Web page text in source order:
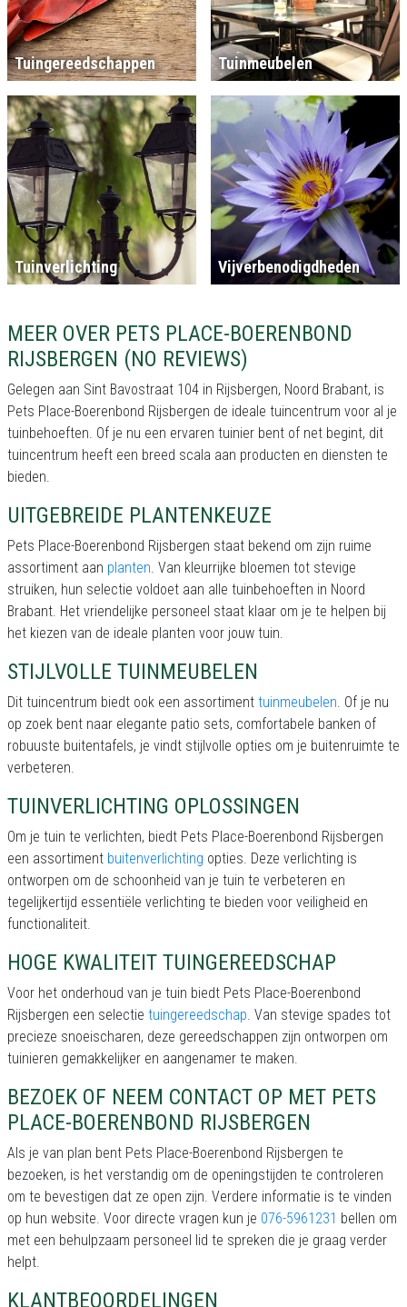
Tuingereedschappen Tuinmeubelen
Tuinverlichting Vijverbenodigdheden
MEER OVER PETS PLACE-BOERENBOND
RIJSBERGEN (NO REVIEWS)
Gelegen aan Sint Bavostraat 104 in Rijsbergen, Noord Brabant, is
Pets Place-Boerenbond Rijsbergen de ideale tuincentrum voor al je
tuinbehoeften. Of je nu een ervaren tuinier bent of net begint, dit
tuincentrum heeft een breed scala aan producten en diensten te
bieden.
UITGEBREIDE PLANTENKEUZE
Pets Place-Boerenbond Rijsbergen staat bekend om zijn ruime
assortiment aan planten. Van kleurrijke bloemen tot stevige
struiken, hun selectie voldoet aan alle tuinbehoeften in Noord
Brabant. Het vriendelijke personeel staat klaar om je te helpen bij
het kiezen van de ideale planten voor jouw tuin.
STIJLVOLLE TUINMEUBELEN
Dit tuincentrum biedt ook een assortiment tuinmeubelen. Of je nu
op zoek bent naar elegante patio sets, comfortabele banken of
robuuste buitentafels, je vindt stijlvolle opties om je buitenruimte te
verbeteren.
TUINVERLICHTING OPLOSSINGEN
Om je tuin te verlichten, biedt Pets Place-Boerenbond Rijsbergen
een assortiment buitenverlichting opties. Deze verlichting is
ontworpen om de schoonheid van je tuin te verbeteren en
tegelijkertijd essentiële verlichting te bieden voor veiligheid en
functionaliteit.
HOGE KWALITEIT TUINGEREEDSCHAP
Voor het onderhoud van je tuin biedt Pets Place-Boerenbond
Rijsbergen een selectie tuingereedschap. Van stevige spades tot
precieze snoeischaren, deze gereedschappen zijn ontworpen om
tuinieren gemakkelijker en aangenamer te maken.
BEZOEK OF NEEM CONTACT OP MET PETS
PLACE-BOERENBOND RIJSBERGEN
Als je van plan bent Pets Place-Boerenbond Rijsbergen te
bezoeken, is het verstandig om de openingstijden te controleren
om te bevestigen dat ze open zijn. Verdere informatie is te vinden
op hun website. Voor directe vragen kun je 076-5961231 bellen om
met een behulpzaam personeel lid te spreken die je graag verder
helpt.
KLANTBEOORDELINGEN